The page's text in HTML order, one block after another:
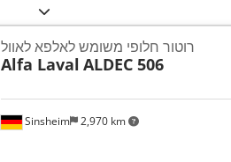
Sinsheim 2,970 km
רוטור חלופי משומש לאלפא לאוול
Alfa Laval ALDEC 506